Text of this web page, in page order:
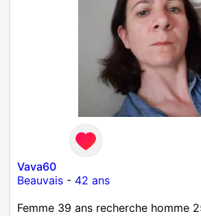
Vava60
Beauvais - 42 ans
Femme 39 ans recherche homme